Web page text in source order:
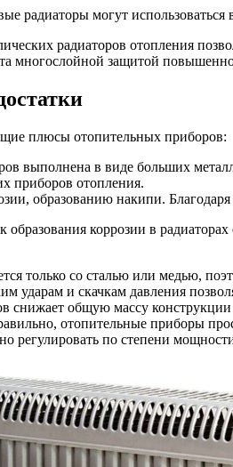
радиаторы могут использоваться
радиаторов отопления
многослойной защитой
плюсы отопительных приборов:
выполнена в виде больших
приборов отопления.
образованию накипи.
образования коррозии в
только со сталью или медью,
ударам и скачкам давления
снижает общую массу конструкции
отопительные приборы
регулировать по степени